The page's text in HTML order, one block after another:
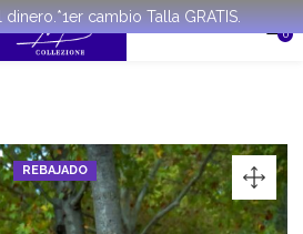
dinero.*1er cambio Talla GRATIS.
0
REBAJADO